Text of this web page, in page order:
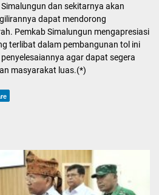
dan sekitarnya akan
dapat mendorong
Pemkab Simalungun mengapresiasi
terlibat dalam pembangunan tol ini
agar dapat segera
masyarakat luas.(*)